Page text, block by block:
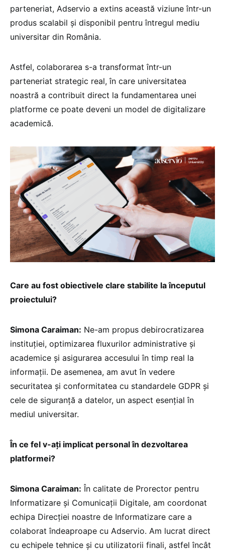
parteneriat, Adservio a extins această viziune într-un
produs scalabil și disponibil pentru întregul mediu
universitar din România.
Astfel, colaborarea s-a transformat într-un
parteneriat strategic real, în care universitatea
noastră a contribuit direct la fundamentarea unei
platforme ce poate deveni un model de digitalizare
academică.
Care au fost obiectivele clare stabilite la începutul
proiectului?
Simona Caraiman: Ne-am propus debirocratizarea
instituției, optimizarea fluxurilor administrative și
academice și asigurarea accesului în timp real la
informații. De asemenea, am avut în vedere
securitatea și conformitatea cu standardele GDPR și
cele de siguranță a datelor, un aspect esențial în
mediul universitar.
În ce fel v-ați implicat personal în dezvoltarea
platformei?
Simona Caraiman: În calitate de Prorector pentru
Informatizare și Comunicații Digitale, am coordonat
echipa Direcției noastre de Informatizare care a
colaborat îndeaproape cu Adservio. Am lucrat direct
cu echipele tehnice și cu utilizatorii finali, astfel încât